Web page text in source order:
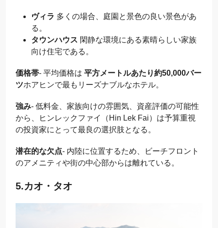
ヴィラ 多くの場合、庭園と景色の良い景色があ
る。
タウンハウス 閑静な環境にある素晴らしい家族
向け住宅である。
価格帯- 平均価格は 平方メートルあたり約50,000バー
ツホアヒンで最もリーズナブルなホテル。
強み- 低料金、家族向けの雰囲気、資産評価の可能性
から、ヒンレックファイ（Hin Lek Fai）は予算重視
の投資家にとって最良の選択肢となる。
潜在的な欠点- 内陸に位置するため、ビーチフロント
のアメニティや街の中心部からは離れている。
5.カオ・タオ